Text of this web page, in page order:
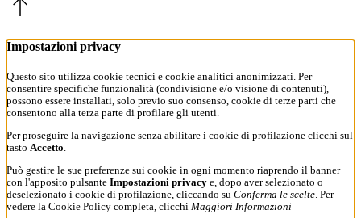
Impostazioni privacy
Questo sito utilizza cookie tecnici e cookie analitici anonimizzati. Per
consentire specifiche funzionalità (condivisione e/o visione di contenuti),
possono essere installati, solo previo suo consenso, cookie di terze parti che
consentono alla terza parte di profilare gli utenti.
Per proseguire la navigazione senza abilitare i cookie di profilazione clicchi sul
tasto Accetto.
Può gestire le sue preferenze sui cookie in ogni momento riaprendo il banner
con l'apposito pulsante Impostazioni privacy e, dopo aver selezionato o
deselezionato i cookie di profilazione, cliccando su Conferma le scelte . Per
vedere la Cookie Policy completa, clicchi Maggiori Informazioni